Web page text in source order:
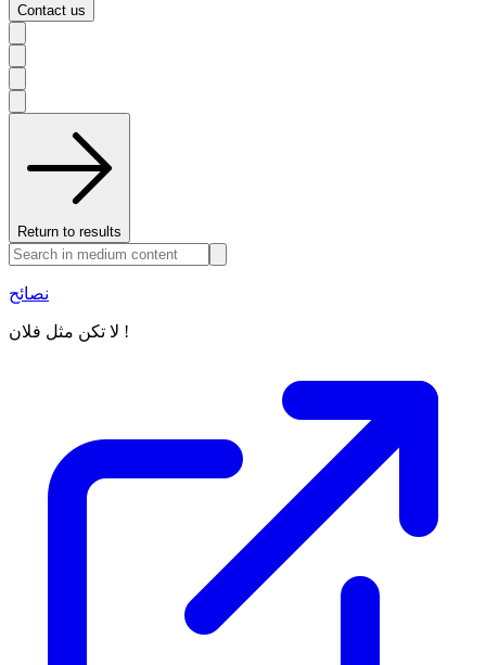
Contact us
Return to results
نصائح
لا تكن مثل فلان !